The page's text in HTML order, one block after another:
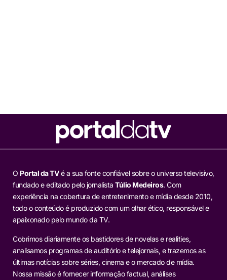
O Portal da TVé a sua fonte confiável sobre o universo televisivo,
fundado e editado pelo jornalista Túlio Medeiros. Com
experiência na cobertura de entretenimento e mídia desde 2010,
todo o conteúdo é produzido com um olhar ético, responsável e
apaixonado pelo mundo da TV.
Cobrimos diariamente os bastidores de novelas e realities,
analisamos programas de auditório e telejornais, e trazemos as
últimas notícias sobre séries, cinema e o mercado de mídia.
Nossa missão é fornecer informação factual, análises